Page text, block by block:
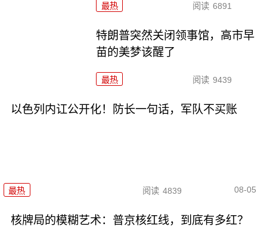
最热 阅读 6891
特朗普突然关闭领事馆，高市早
苗的美梦该醒了
最热 阅读 9439
以色列内讧公开化！防长一句话，军队不买账
最热 阅读 4839 08-05
核牌局的模糊艺术：普京核红线，到底有多红？